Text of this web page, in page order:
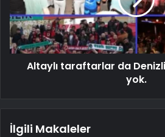
Altaylı taraftarlar da
yok.
İlgili Makaleler